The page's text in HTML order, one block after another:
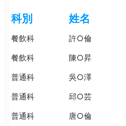
e
r
e
科別 姓名
餐飲科 許○倫
餐飲科
陳○昇
普通科
吳○澤
普通科
邱○芸
普通科
唐○倫